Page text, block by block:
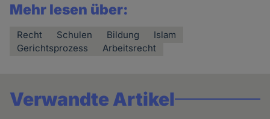
Mehr lesen über:
Recht Schulen Bildung
Islam
Gerichtsprozess
Arbeitsrecht
Verwandte Artikel